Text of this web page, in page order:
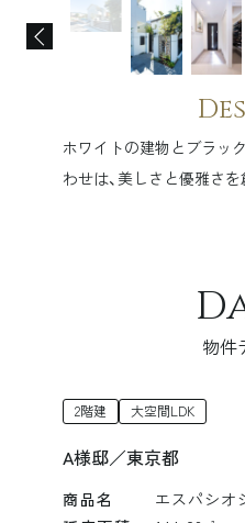
ホワイトの建物とブラッ
わせは、美しさと優雅さを
物件
2階建 大空間LDK
A様邸／東京都
商品名
エスパシオ